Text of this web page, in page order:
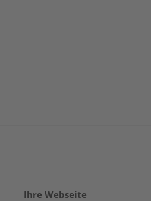
Ihre Webseite